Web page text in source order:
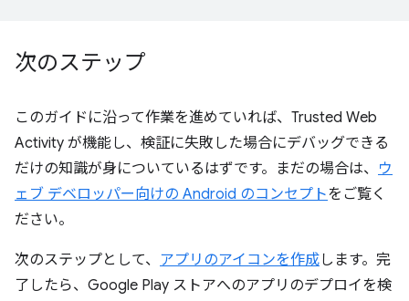
次のステップ
このガイドに沿って作業を進めていれば、Trusted Web
Activity が機能し、検証に失敗した場合にデバッグできる
だけの知識が身についているはずです。まだの場合は、 ウ
ェブ デベロッパー向けの Android のコンセプトをご覧く
ださい。
次のステップとして、 アプリのアイコンを作成します。完
了したら、Google Play ストアへのアプリのデプロイを検